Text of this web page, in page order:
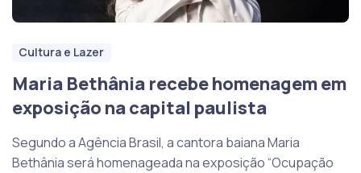
Cultura e Lazer
Maria Bethânia recebe homenagem em
exposição na capital paulista
Segundo a Agência Brasil, a cantora baiana Maria
Bethânia será homenageada na exposição “Ocupação